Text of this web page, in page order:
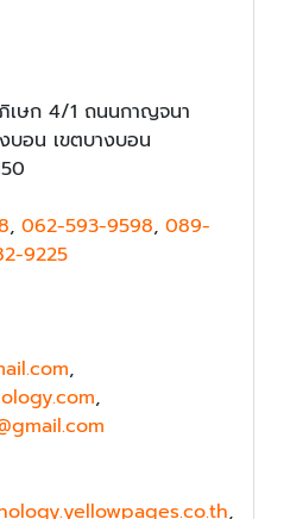
ษก 4/1 ถนนกาญจนา
บอน เขตบางบอน
, 062-593-9598, 089-
9225
,
,
,